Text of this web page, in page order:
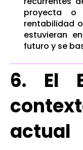
proyecta
o
rentabilidad
estuvieran
futuro y se
6. El
actual